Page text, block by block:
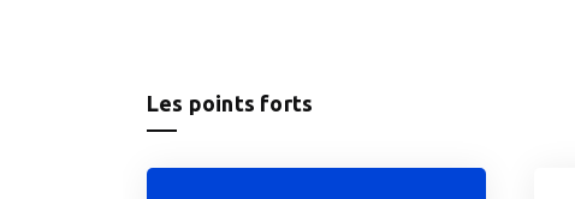
Les points forts